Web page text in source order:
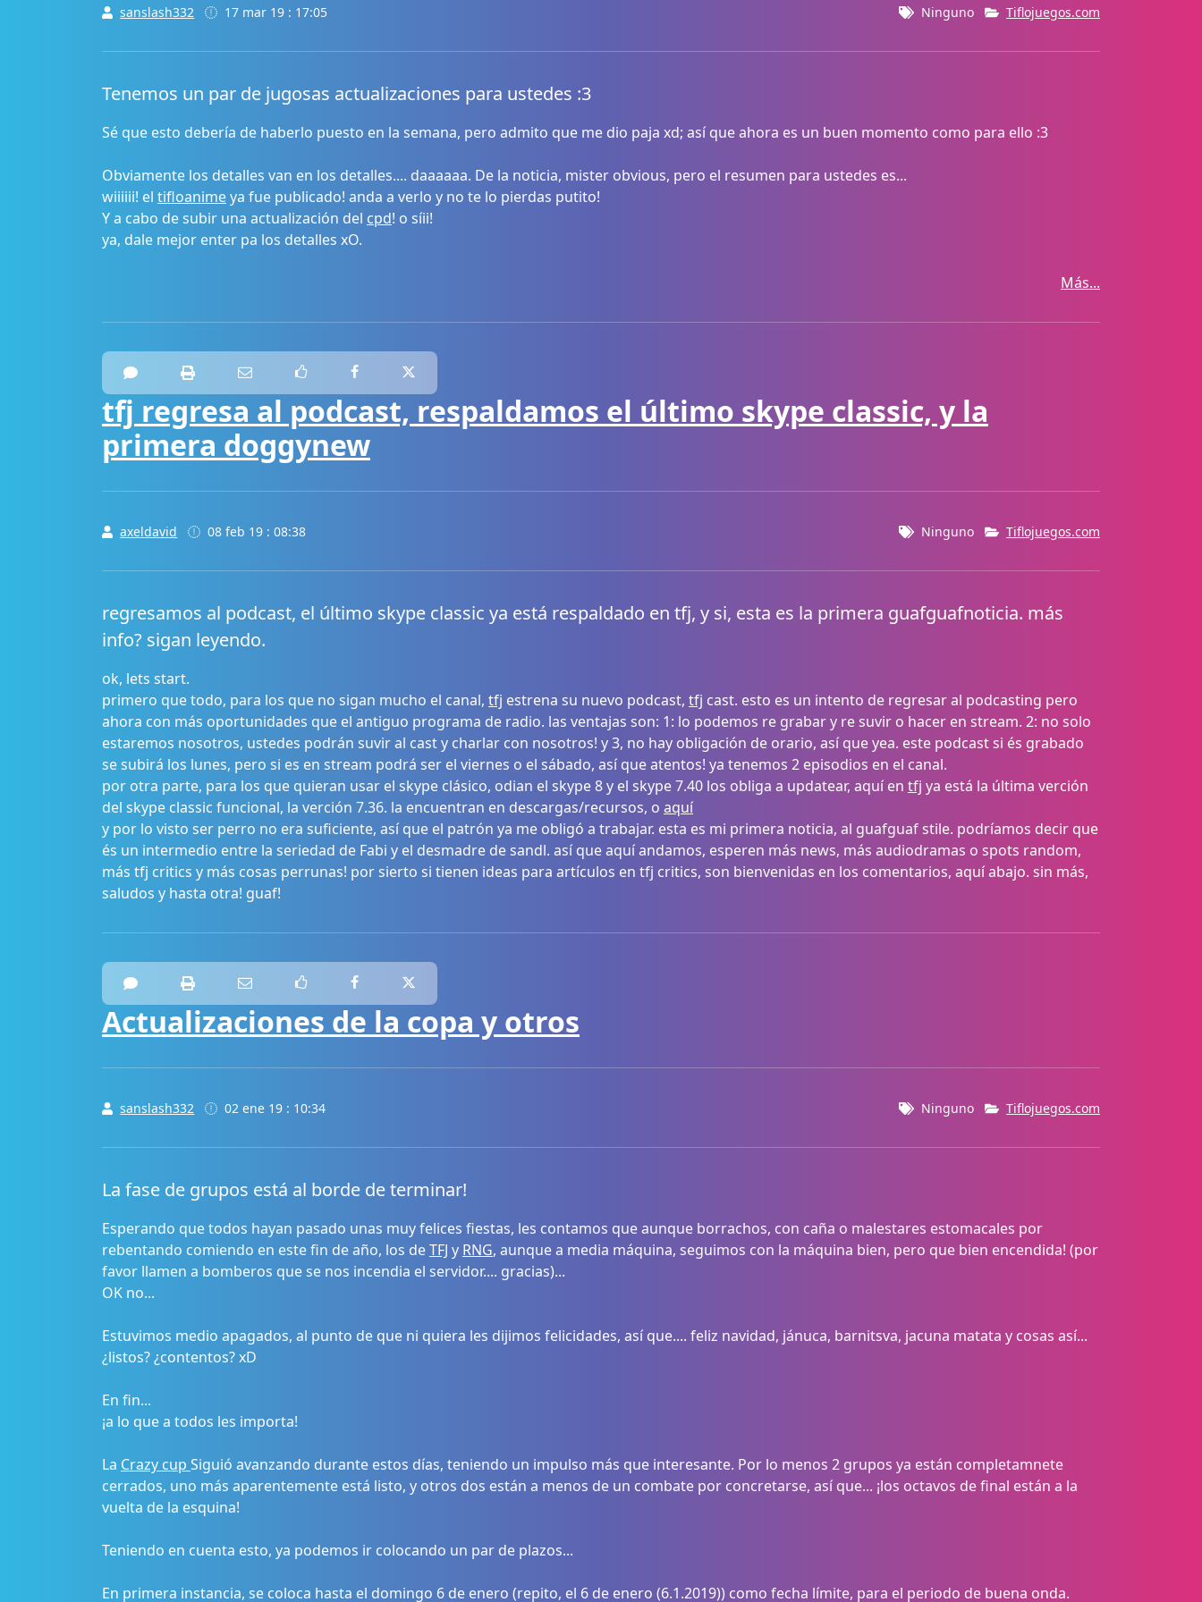
sanslash332 17 mar 19 : 17:05 Ninguno Tiflojuegos.com
Tenemos un par de jugosas actualizaciones para ustedes :3
Sé que esto debería de haberlo puesto en la semana, pero admito que me dio paja xd; así que ahora es un buen momento como para ello :3
Obviamente los detalles van en los detalles.... daaaaaa. De la noticia, mister obvious, pero el resumen para ustedes es...
wiiiiii! el tifloanimeya fue publicado! anda a verlo y no te lo pierdas putito!
Y a cabo de subir una actualización del cpd! o síii!
ya, dale mejor enter pa los detalles xO.
Más...
tfj regresa al podcast, respaldamos el último skype classic, y la
primera doggynew
axeldavid 08 feb 19 : 08:38 Ninguno Tiflojuegos.com
regresamos al podcast, el último skype classic ya está respaldado en tfj, y si, esta es la primera guafguafnoticia. más
info? sigan leyendo.
ok, lets start.
primero que todo, para los que no sigan mucho el canal, tfj estrena su nuevo podcast, tfj cast. esto es un intento de regresar al podcasting pero
ahora con más oportunidades que el antiguo programa de radio. las ventajas son: 1: lo podemos re grabar y re suvir o hacer en stream. 2: no solo
estaremos nosotros, ustedes podrán suvir al cast y charlar con nosotros! y 3, no hay obligación de orario, así que yea. este podcast si és grabado
se subirá los lunes, pero si es en stream podrá ser el viernes o el sábado, así que atentos! ya tenemos 2 episodios en el canal.
por otra parte, para los que quieran usar el skype clásico, odian el skype 8 y el skype 7.40 los obliga a updatear, aquí en tfj ya está la última verción
del skype classic funcional, la verción 7.36. la encuentran en descargas/recursos, o aquí
y por lo visto ser perro no era suficiente, así que el patrón ya me obligó a trabajar. esta es mi primera noticia, al guafguaf stile. podríamos decir que
és un intermedio entre la seriedad de Fabi y el desmadre de sandl. así que aquí andamos, esperen más news, más audiodramas o spots random,
más tfj critics y más cosas perrunas! por sierto si tienen ideas para artículos en tfj critics, son bienvenidas en los comentarios, aquí abajo. sin más,
saludos y hasta otra! guaf!
Actualizaciones de la copa y otros
sanslash332 02 ene 19 : 10:34 Ninguno Tiflojuegos.com
La fase de grupos está al borde de terminar!
Esperando que todos hayan pasado unas muy felices fiestas, les contamos que aunque borrachos, con caña o malestares estomacales por
rebentando comiendo en este fin de año, los deTFJ y RNG, aunque a media máquina, seguimos con la máquina bien, pero que bien encendida! (por
favor llamen a bomberos que se nos incendia el servidor.... gracias)...
OK no...
Estuvimos medio apagados, al punto de que ni quiera les dijimos felicidades, así que.... feliz navidad, jánuca, barnitsva, jacuna matata y cosas así...
¿listos? ¿contentos? xD
En fin...
¡a lo que a todos les importa!
La Crazy cup Siguió avanzando durante estos días, teniendo un impulso más que interesante. Por lo menos 2 grupos ya están completamnete
cerrados, uno más aparentemente está listo, y otros dos están a menos de un combate por concretarse, así que... ¡los octavos de final están a la
vuelta de la esquina!
Teniendo en cuenta esto, ya podemos ir colocando un par de plazos...
En primera instancia, se coloca hasta el domingo 6 de enero (repito, el 6 de enero (6.1.2019)) como fecha límite, para el periodo de buena onda.